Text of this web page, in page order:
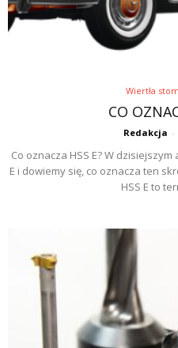
Wiertła
CO
Redakcja -
Co oznacza HSS E? W
E i dowiemy się, co oznacza ten
HSS E to